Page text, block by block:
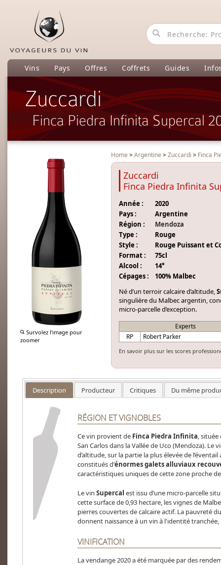
Vins Pays Offres Coffrets Guides
Zuccardi
Finca Piedra Infinita Supercal
Survolez l'image pour
zoomer
Home >Argentine >Zuccardi > Finca
Zuccardi
Finca Piedra Infinita
Année :
2020
Pays :
Argentine
Région :
Mendoza
Type :
Rouge
Style :
Rouge Puissant et
Format :
75cl
Alcool :
14°
Cépages :
100% Malbec
Né d’un terroir calcaire d’altitude,
singulière du Malbec argentin,
micro-parcelle d’exception.
Experts
RP
Robert Parker
En savoir plus sur les scores
Description Producteur Critiques Du même
RÉGION ET VIGNOBLES
Ce vin provient de Finca Piedra Infinita, située
San Carlos dans la Vallée de Uco (Mendoza). Le
d’altitude, sur la partie la plus élevée de
constitués d’énormes galets alluviaux
caractéristiques uniques de cette zone proche
Le vin Supercal est issu d’une micro-parcelle
cette surface de 0,93 hectare, les vignes de
pierres couvertes de calcaire actif. La pauvreté
donnent naissance à un vin à l'identité
VINIFICATION
La vendange 2020 a été marquée par des